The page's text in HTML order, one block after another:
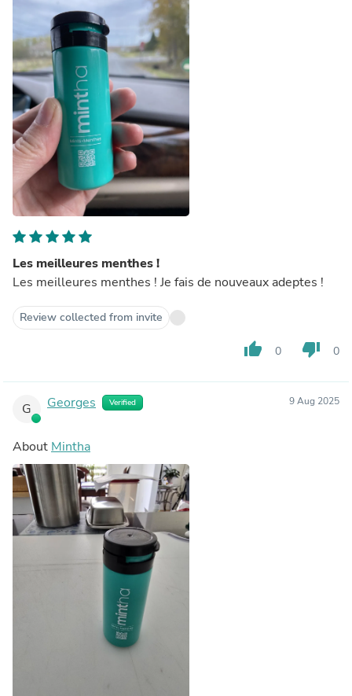
Les meilleures menthes !
Les meilleures menthes ! Je fais de nouveaux adeptes !
Review collected from invite
thumb_up 0 thumb_down 0
G Georges Verified 9 Aug 2025
About Mintha